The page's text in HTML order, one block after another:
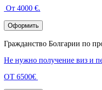
От 4000 €.
Оформить
Гражданство Болгарии по
Не нужно получение виз и
ОТ 6500€